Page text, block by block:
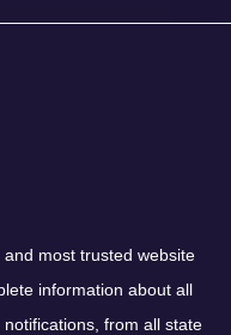
and most trusted website
information about all
from all state